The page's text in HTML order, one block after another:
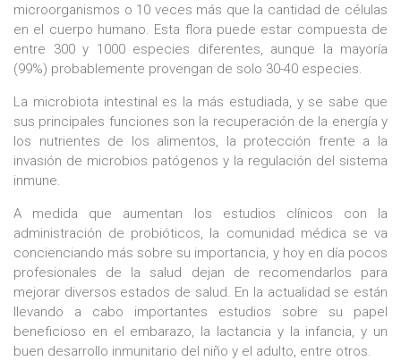
microorganismos o 10 veces más que la cantidad de células
en el cuerpo humano. Esta flora puede estar compuesta de
entre 300 y 1000 especies diferentes, aunque la mayoría
(99%) probablemente provengan de solo 30-40 especies.
La microbiota intestinal es la más estudiada, y se sabe que
sus principales funciones son la recuperación de la energía y
los nutrientes de los alimentos, la protección frente a la
invasión de microbios patógenos y la regulación del sistema
inmune.
A medida que aumentan los estudios clínicos con la
administración de probióticos, la comunidad médica se va
concienciando más sobre su importancia, y hoy en día pocos
profesionales de la salud dejan de recomendarlos para
mejorar diversos estados de salud. En la actualidad se están
llevando a cabo importantes estudios sobre su papel
beneficioso en el embarazo, la lactancia y la infancia, y un
buen desarrollo inmunitario del niño y el adulto, entre otros.